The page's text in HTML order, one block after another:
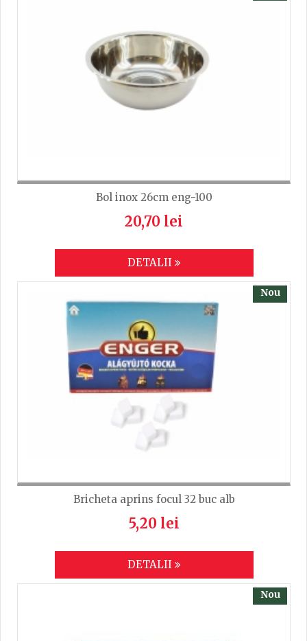
Bol inox 26cm eng-100
20,70 lei
DETALII
Nou
Bricheta aprins focul 32 buc alb
5,20 lei
DETALII
Nou